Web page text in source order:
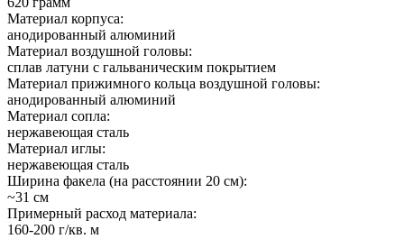
Материал корпуса:
анодированный алюминий
Материал воздушной головы:
сплав латуни с гальваническим покрытием
Материал прижимного кольца воздушной головы:
анодированный алюминий
Материал сопла:
нержавеющая сталь
Материал иглы:
нержавеющая сталь
Ширина факела (на расстоянии 20 см):
~31 см
Примерный расход материала:
160-200 г/кв. м